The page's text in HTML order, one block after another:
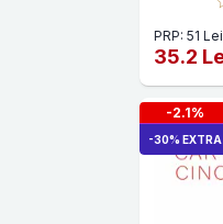
PRP: 51 Lei
35.2
-2.1%
-30% EXTRA